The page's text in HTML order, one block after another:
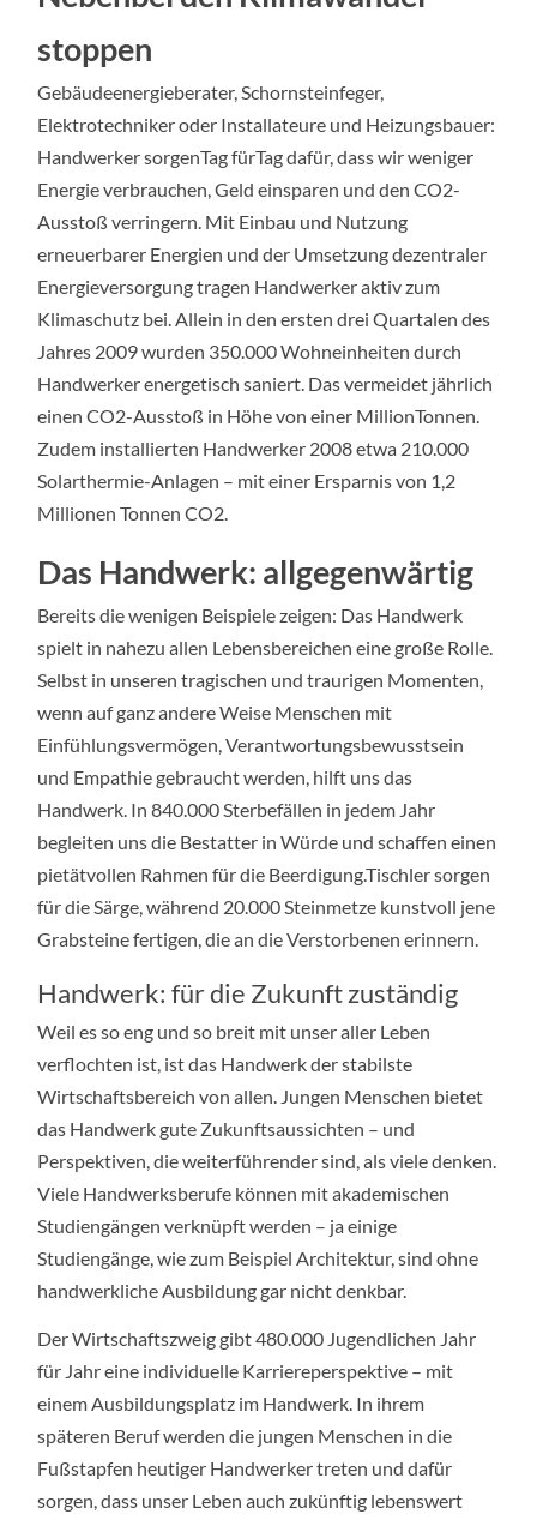
stoppen
Gebäudeenergieberater, Schornsteinfeger,
Elektrotechniker oder Installateure und Heizungsbauer:
Handwerker sorgenTag fürTag dafür, dass wir weniger
Energie verbrauchen, Geld einsparen und den CO2-
Ausstoß verringern. Mit Einbau und Nutzung
erneuerbarer Energien und der Umsetzung dezentraler
Energieversorgung tragen Handwerker aktiv zum
Klimaschutz bei. Allein in den ersten drei Quartalen des
Jahres 2009 wurden 350.000 Wohneinheiten durch
Handwerker energetisch saniert. Das vermeidet jährlich
einen CO2-Ausstoß in Höhe von einer MillionTonnen.
Zudem installierten Handwerker 2008 etwa 210.000
Solarthermie-Anlagen – mit einer Ersparnis von 1,2
Millionen Tonnen CO2.
Das Handwerk: allgegenwärtig
Bereits die wenigen Beispiele zeigen: Das Handwerk
spielt in nahezu allen Lebensbereichen eine große Rolle.
Selbst in unseren tragischen und traurigen Momenten,
wenn auf ganz andere Weise Menschen mit
Einfühlungsvermögen, Verantwortungsbewusstsein
und Empathie gebraucht werden, hilft uns das
Handwerk. In 840.000 Sterbefällen in jedem Jahr
begleiten uns die Bestatter in Würde und schaffen einen
pietätvollen Rahmen für die Beerdigung.Tischler sorgen
für die Särge, während 20.000 Steinmetze kunstvoll jene
Grabsteine fertigen, die an die Verstorbenen erinnern.
Handwerk: für die Zukunft zuständig
Weil es so eng und so breit mit unser aller Leben
verflochten ist, ist das Handwerk der stabilste
Wirtschaftsbereich von allen. Jungen Menschen bietet
das Handwerk gute Zukunftsaussichten – und
Perspektiven, die weiterführender sind, als viele denken.
Viele Handwerksberufe können mit akademischen
Studiengängen verknüpft werden – ja einige
Studiengänge, wie zum Beispiel Architektur, sind ohne
handwerkliche Ausbildung gar nicht denkbar.
Der Wirtschaftszweig gibt 480.000 Jugendlichen Jahr
für Jahr eine individuelle Karriereperspektive – mit
einem Ausbildungsplatz im Handwerk. In ihrem
späteren Beruf werden die jungen Menschen in die
Fußstapfen heutiger Handwerker treten und dafür
sorgen, dass unser Leben auch zukünftig lebenswert